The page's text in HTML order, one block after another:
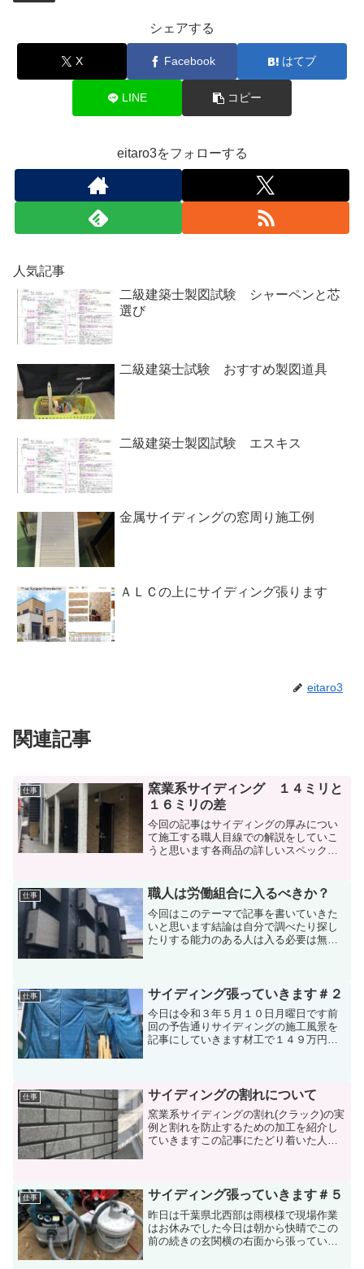
シェアする
X Facebook はてブ
LINE コピー
eitaro3をフォローする
人気記事
二級建築士製図試験 シャーペンと芯
選び
二級建築士試験 おすすめ製図道具
二級建築士製図試験 エスキス
金属サイディングの窓周り施工例
ＡＬＣの上にサイディング張ります
eitaro3
関連記事
仕事
窯業系サイディング １４ミリと
１６ミリの差
今回の記事はサイディングの厚みについ
て施工する職人目線での解説をしていこ
うと思います各商品の詳しいスペックは
せない職人の体感みたいなモノを記事に
して皆さんのサイディング...
仕事 職人は労働組合に入るべきか？
今回はこのテーマで記事を書いていきた
いと思います結論は自分で調べたり探し
たりする能力のある人は入る必要は無い
災、税金相談、法律相談、健...
仕事 サイディング張っていきます＃２
今日は令和３年５月１０日月曜日です前
回の予告通りサイディングの施工風景を
記事にしていきます材工で１４９万円税
ディング張り出し用スター...
仕事 サイディングの割れについて
窯業系サイディングの割れ(クラック)の実
例と割れを防止するための加工を紹介し
ていきますこの記事にたどり着いた人
ディング実務者とし...
仕事 サイディング張っていきます＃５
昨日は千葉県北西部は雨模様で現場作業
はお休みでした今日は朝から快晴でこの
前の続きの玄関横の右面から張っていこ